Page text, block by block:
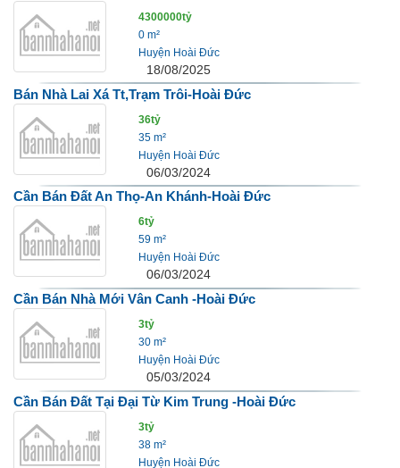
4300000tỷ
0 m²
Huyện Hoài Đức
18/08/2025
Bán Nhà Lai Xá Tt,Trạm Trôi-Hoài Đức
36tỷ
35 m²
Huyện Hoài Đức
06/03/2024
Cần Bán Đất An Thọ-An Khánh-Hoài Đức
6tỷ
59 m²
Huyện Hoài Đức
06/03/2024
Cần Bán Nhà Mới Vân Canh -Hoài Đức
3tỷ
30 m²
Huyện Hoài Đức
05/03/2024
Cần Bán Đất Tại Đại Từ Kim Trung -Hoài Đức
3tỷ
38 m²
Huyện Hoài Đức